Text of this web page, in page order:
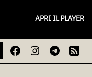
APRI IL PLAYER